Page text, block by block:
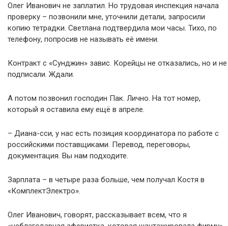
Олег Иванович не заплатил. Но трудовая инспекция начала
проверку – позвонили мне, уточнили детали, запросили
копию тетрадки. Светлана подтвердила мои часы. Тихо, по
телефону, попросив не называть её имени.
Контракт с «Сунджин» завис. Корейцы не отказались, но и не
подписали. Ждали.
А потом позвонил господин Пак. Лично. На тот номер,
который я оставила ему ещё в апреле.
– Диана-сси, у нас есть позиция координатора по работе с
российскими поставщиками. Перевод, переговоры,
документация. Вы нам подходите.
Зарплата – в четыре раза больше, чем получал Костя в
«КомплектЭлектро».
Олег Иванович, говорят, рассказывает всем, что я